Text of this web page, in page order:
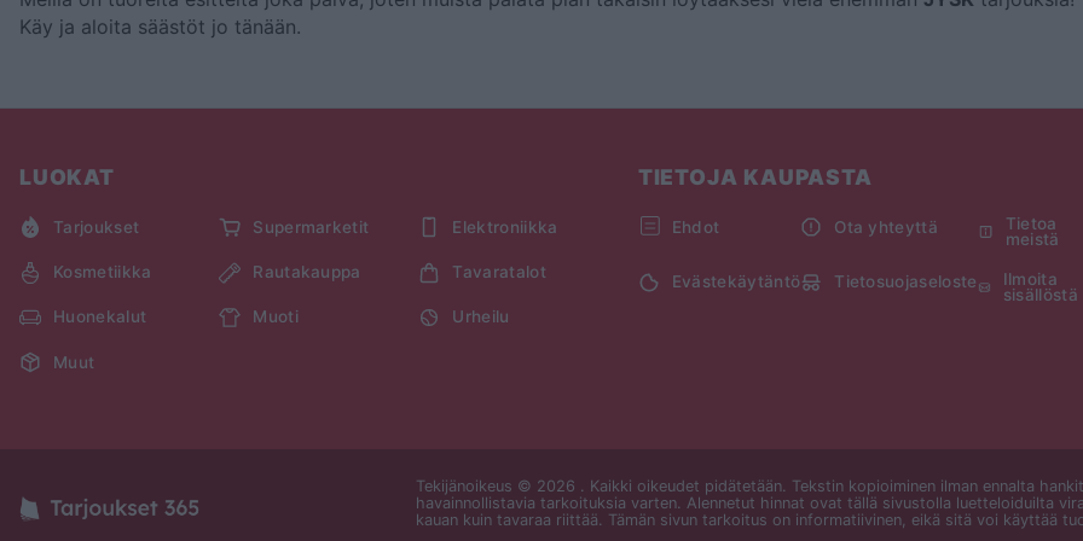
Käy ja aloita säästöt jo tänään.
LUOKAT
Tarjoukset Supermarketit Elektroniikka
Kosmetiikka Rautakauppa Tavaratalot
Huonekalut Muoti Urheilu
Muut
TIETOJA KAUPASTA
Ehdot Ota yhteyttä
Tietoa
meistä
Evästekäytäntö Tietosuojaseloste
Ilmoita
sisällöstä
Tekijänoikeus © 2026 . Kaikki oikeudet pidätetään. Tekstin kopioiminen ilman ennalta
havainnollistavia tarkoituksia varten. Alennetut hinnat ovat tällä sivustolla luetteloiduilta
kauan kuin tavaraa riittää. Tämän sivun tarkoitus on informatiivinen, eikä sitä voi käyttää